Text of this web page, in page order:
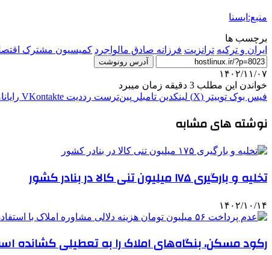
منبع:ایسنا
برچسب ها
ایران و ترکیه ترانزيت فرزانه صادق مالواجرد کمیسیون مشترک
آدرس رونوشت
۱۴۰۲/۱۱/۰۷
خواندن این مطلب 3 دقیقه زمان میبرد
فیس بوک توییتر (X) لینکدین ‫تامبلر ‫پین‌ترست ‫رددیت ‫VKontakte
نوشته های مشابه
تخلیه‌ و بارگیری ۱۷۵ میلیون تنی کالا در بنادر کشور
۱۴۰۲/۱۰/۱۴
رکود مسکن، بنگاه‌های املاک را به تعطیلی کشانده